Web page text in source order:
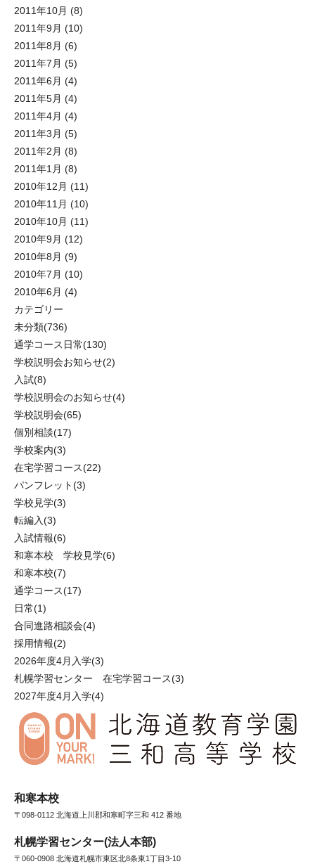
2011年10月 (8)
2011年9月 (10)
2011年8月 (6)
2011年7月 (5)
2011年6月 (4)
2011年5月 (4)
2011年4月 (4)
2011年3月 (5)
2011年2月 (8)
2011年1月 (8)
2010年12月 (11)
2010年11月 (10)
2010年10月 (11)
2010年9月 (12)
2010年8月 (9)
2010年7月 (10)
2010年6月 (4)
カテゴリー
未分類(736)
通学コース日常(130)
学校説明会お知らせ(2)
入試(8)
学校説明会のお知らせ(4)
学校説明会(65)
個別相談(17)
学校案内(3)
在宅学習コース(22)
パンフレット(3)
学校見学(3)
転編入(3)
入試情報(6)
和寒本校 学校見学(6)
和寒本校(7)
通学コース(17)
日常(1)
合同進路相談会(4)
採用情報(2)
2026年度4月入学(3)
札幌学習センター 在宅学習コース(3)
2027年度4月入学(4)
和寒本校
〒098-0112 北海道上川郡和寒町字三和 412 番地
札幌学習センター(法人本部)
〒060-0908 北海道札幌市東区北8条東1丁目3-10